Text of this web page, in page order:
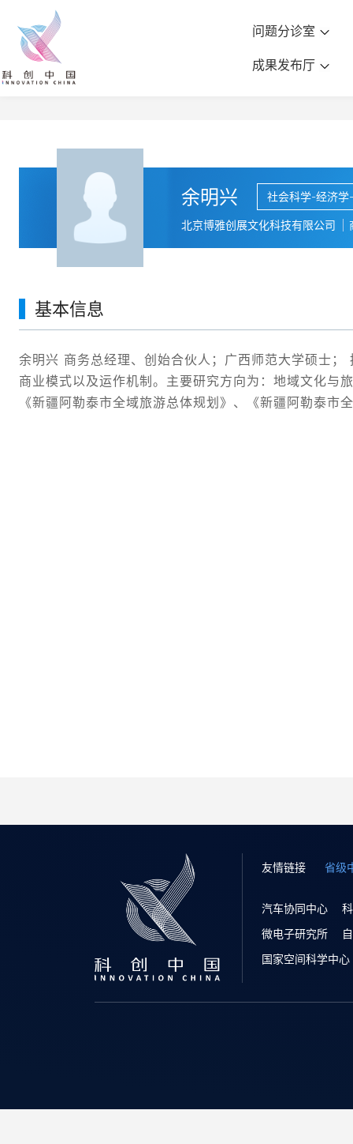
问题分诊室
成果发布厅
余明兴 社会科学-经济学
北京博雅创展文化科技有限公司
基本信息
余明兴 商务总经理、创始合伙人；广西师范大学硕士
商业模式以及运作机制。主要研究方向为：地域文化与
《新疆阿勒泰市全域旅游总体规划》、《新疆阿勒泰
友情链接 省级
汽车协同中心
微电子研究所
国家空间科学中心